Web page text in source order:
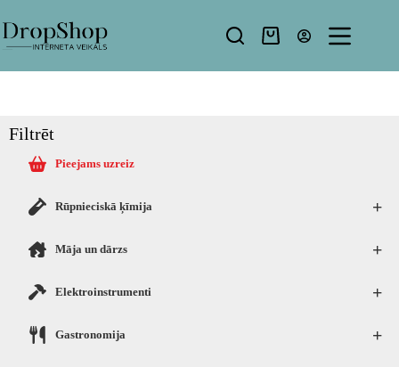
Filtrēt
Pieejams uzreiz
+
Rūpnieciskā ķīmija
+
Māja un dārzs
+
Elektroinstrumenti
+
Gastronomija